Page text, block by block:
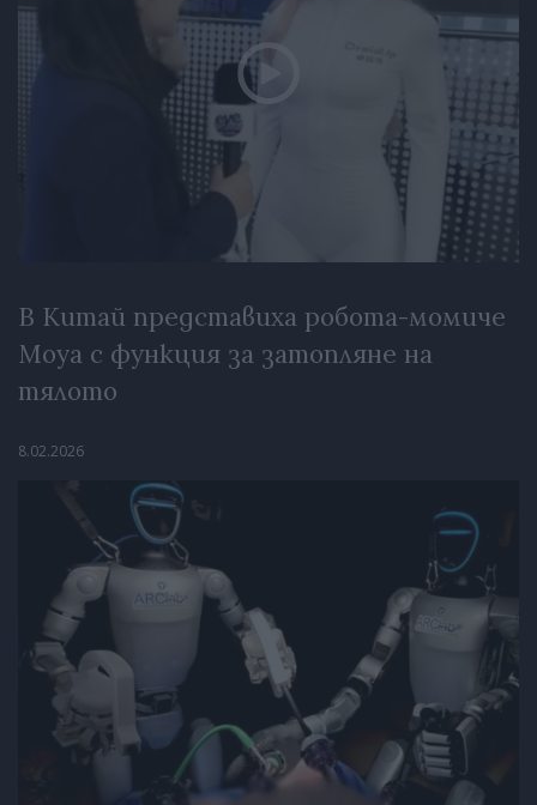
В Китай представиха робота-момиче
Moya с функция за затопляне на
тялото
8.02.2026